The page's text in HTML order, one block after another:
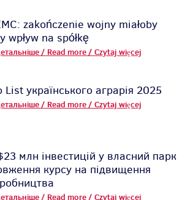
zakończenie wojny miałoby
wpływ na spółkę
/ Read more / Czytaj więcej
українського аграрія 2025
/ Read more / Czytaj więcej
млн інвестицій у власний парк
курсу на підвищення
/ Read more / Czytaj więcej